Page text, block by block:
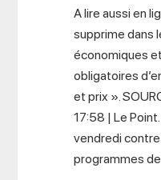
A lire aussi en
supprime dans
économiques
obligatoires
et prix ».
17:58 | Le
vendredi
programmes